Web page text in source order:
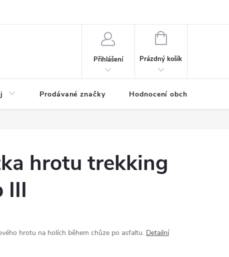
Přihlášení
NÁKUPNÍ
Prázdný košík
Prodávané značky Hodnocení obchodu
hrotu trekking
III
hrotu na holích během chůze po asfaltu. Detailní